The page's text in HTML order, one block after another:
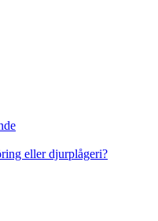
eller djurplågeri?